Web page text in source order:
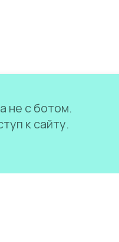
не с ботом.
к сайту.